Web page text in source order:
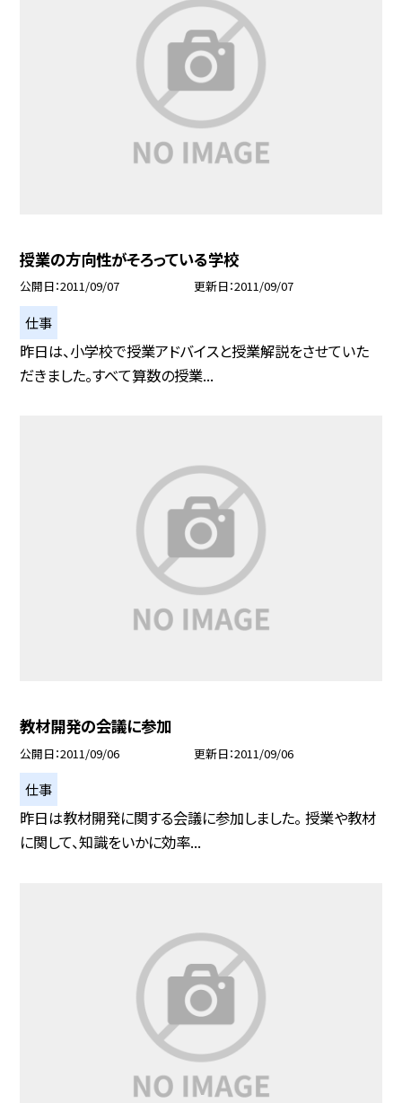
授業の方向性がそろっている学校
公開日 2011/09/07 更新日 2011/09/07
仕事
昨日は、小学校で授業アドバイスと授業解説をさせていた
だきました。すべて算数の授業...
教材開発の会議に参加
公開日 2011/09/06 更新日 2011/09/06
仕事
昨日は教材開発に関する会議に参加しました。 授業や教材
に関して、知識をいかに効率...